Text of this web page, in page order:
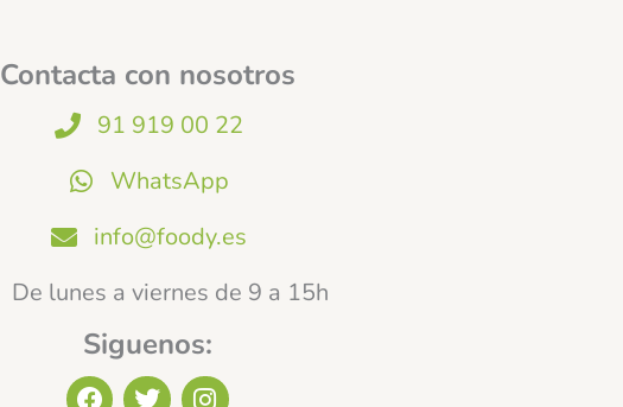
Contacta con nosotros
91 919 00 22
WhatsApp
info@foody.es
De lunes a viernes de 9 a 15h
Siguenos:
F T I